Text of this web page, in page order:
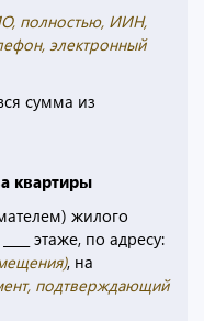
полностью, ИИН,
электронный
(вся сумма из
квартиры
жилого
этаже, по адресу:
, на
подтверждающий